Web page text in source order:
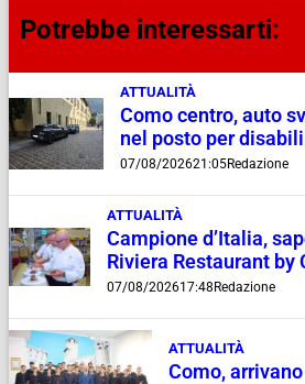
Potrebbe interessarti:
ATTUALITÀ
Como centro, auto
nel posto per disabili
07/08/202621:05Redazione
ATTUALITÀ
Campione d’Italia,
Riviera Restaurant by
07/08/202617:48 Redazione
ATTUALITÀ
Como,